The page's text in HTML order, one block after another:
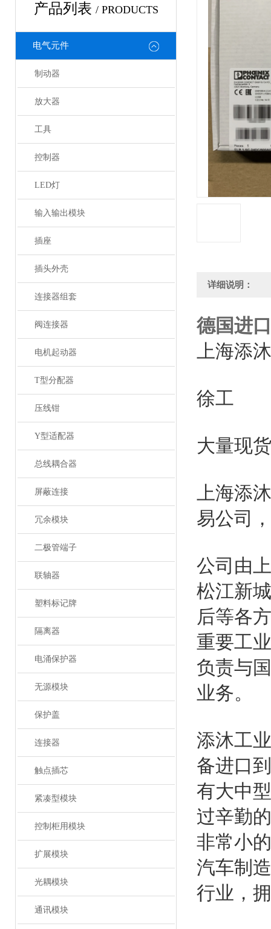
产品列表 / PRODUCTS
电气元件
制动器
放大器
工具
控制器
LED灯
输入输出模块
插座
插头外壳
连接器组套
阀连接器
电机起动器
T型分配器
压线钳
Y型适配器
总线耦合器
屏蔽连接
冗余模块
二极管端子
联轴器
塑料标记牌
隔离器
电涌保护器
无源模块
保护盖
连接器
触点插芯
紧凑型模块
控制柜用模块
扩展模块
光耦模块
通讯模块
详细说明：
德国进
上海添
徐工
大量现
上海添
易公司
公司由
松江新
后等各
重要工
负责与
业务。
添沐工
备进口
有大中
过辛勤
非常小
汽车制
行业，